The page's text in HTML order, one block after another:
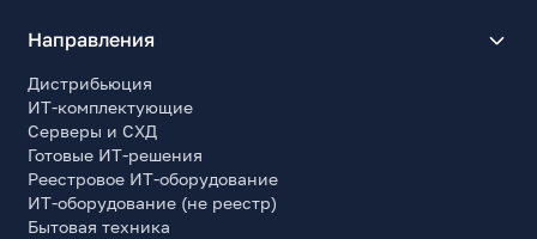
Направления
Дистрибьюция
ИТ-комплектующие
Серверы и СХД
Готовые ИТ-решения
Реестровое ИТ-оборудование
ИТ-оборудование (не реестр)
Бытовая техника